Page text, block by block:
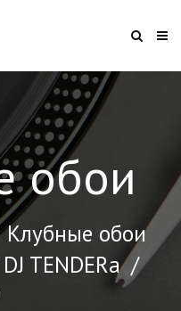
обои
Клубные обои
TENDERа /